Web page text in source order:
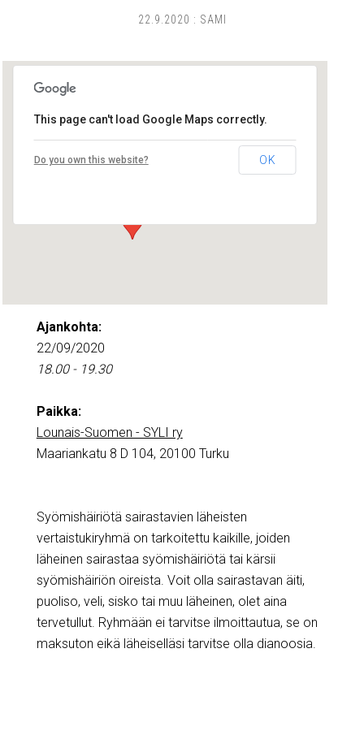
22.9.2020 : SAMI
Lounais-Suomen – SYLI ry
Maariankatu 8 D 104 - Turku
This page can't load Google Maps correctly.
Do you own this website? OK
Ajankohta:
22/09/2020
18.00 - 19.30
Paikka:
Lounais-Suomen - SYLI ry
Maariankatu 8 D 104, 20100 Turku
Syömishäiriötä sairastavien läheisten
vertaistukiryhmä on tarkoitettu kaikille, joiden
läheinen sairastaa syömishäiriötä tai kärsii
syömishäiriön oireista. Voit olla sairastavan äiti,
puoliso, veli, sisko tai muu läheinen, olet aina
tervetullut. Ryhmään ei tarvitse ilmoittautua, se on
maksuton eikä läheiselläsi tarvitse olla dianoosia.